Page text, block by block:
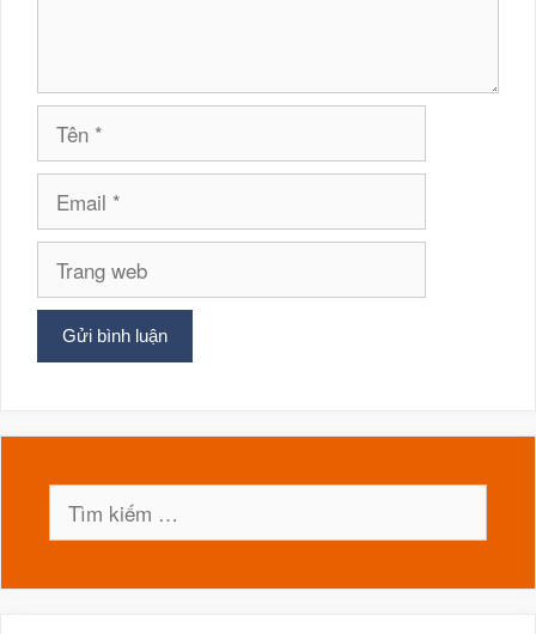
Tên
Email
Trang
web
Tìm
kiếm